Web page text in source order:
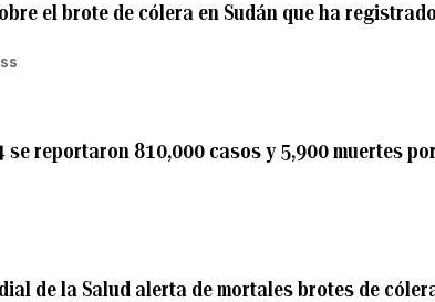
el brote de cólera en Sudán que ha
se reportaron 810,000 casos y 5,900 muertes
de la Salud alerta de mortales brotes de